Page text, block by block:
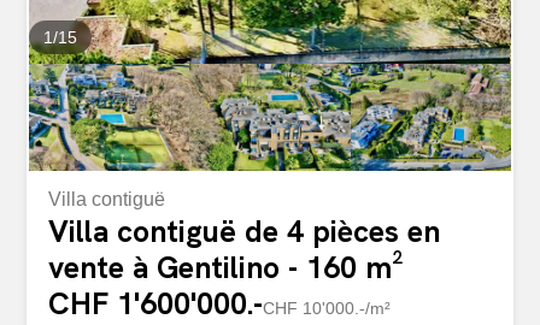
1/15
Villa contiguë
Villa contiguë de 4 pièces en
vente à Gentilino - 160 m²
CHF 1'600'000.-CHF 10'000.-/m²